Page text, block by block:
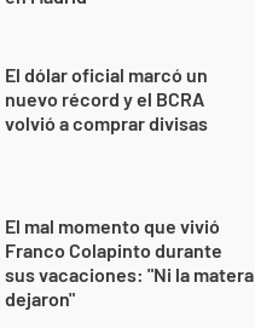
El dólar oficial marcó un
nuevo récord y el BCRA
volvió a comprar divisas
El mal momento que vivió
Franco Colapinto durante
sus vacaciones: "Ni la matera
dejaron"